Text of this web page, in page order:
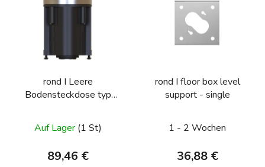
rond I Leere
Bodensteckdose typ
Auf Lager (1 St)
89,46 €
rond I floor box level
support - single
1 - 2 Wochen
36,88 €